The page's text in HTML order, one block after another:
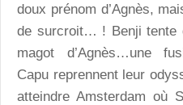
doux prénom d’Agnès,
de surcroit… ! Benji tente
magot d’Agnès…une
Capu reprennent leur
atteindre Amsterdam où